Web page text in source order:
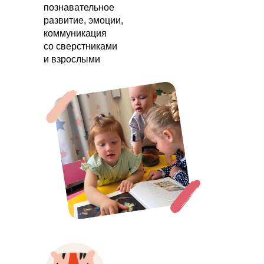
познавательное
развитие, эмоции,
коммуникация
со сверстниками
и взрослыми